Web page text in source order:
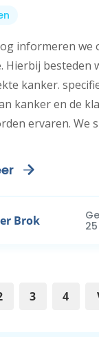
informeren we
Hierbij besteden
kanker.
kanker en de
ervaren. We
Brok
3 4